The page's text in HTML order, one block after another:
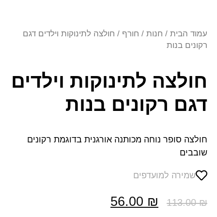
עמוד הבית / חנות / חורף / חולצה לתינוקות וילדים דגם
רקונים בנות
חולצה לתינוקות וילדים
דגם רקונים בנות
חולצה סופר נוחה מכותנה אורגנית בדוגמת רקונים
שובבים
שמירה למועדפים
113.00₪
56.00 ₪